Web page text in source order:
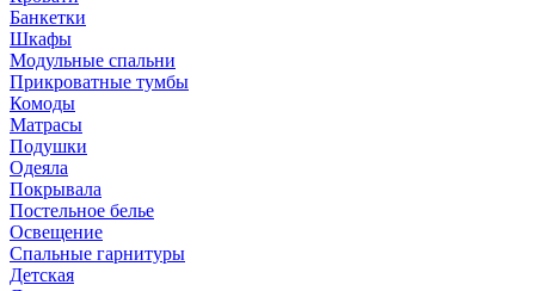
Банкетки
Шкафы
Модульные спальни
Прикроватные тумбы
Комоды
Матрасы
Подушки
Одеяла
Покрывала
Постельное белье
Освещение
Спальные гарнитуры
Детская